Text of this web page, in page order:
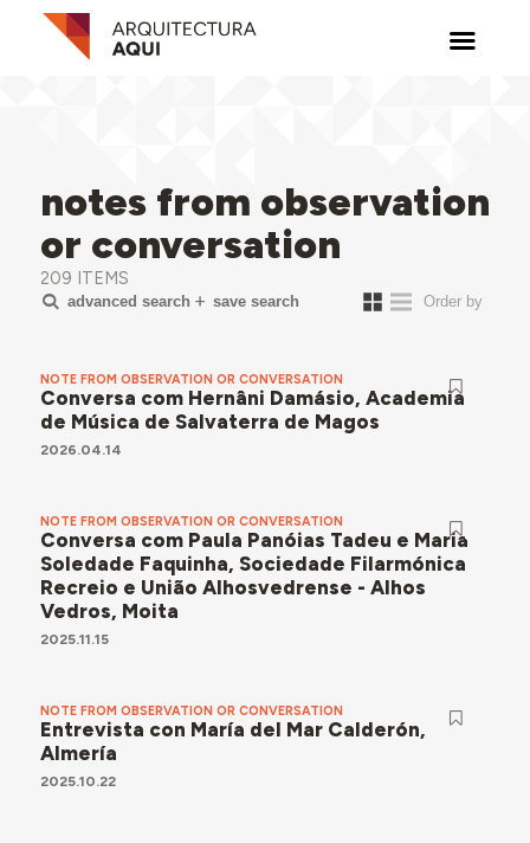
notes from observation
or conversation
209 ITEMS
advanced search save search
NOTE FROM OBSERVATION OR CONVERSATION
Conversa com Hernâni Damásio, Academia
de Música de Salvaterra de Magos
2026.04.14
NOTE FROM OBSERVATION OR CONVERSATION
Conversa com Paula Panóias Tadeu e Maria
Soledade Faquinha, Sociedade Filarmónica
Recreio e União Alhosvedrense - Alhos
Vedros, Moita
2025.11.15
NOTE FROM OBSERVATION OR CONVERSATION
Entrevista con María del Mar Calderón,
Almería
2025.10.22